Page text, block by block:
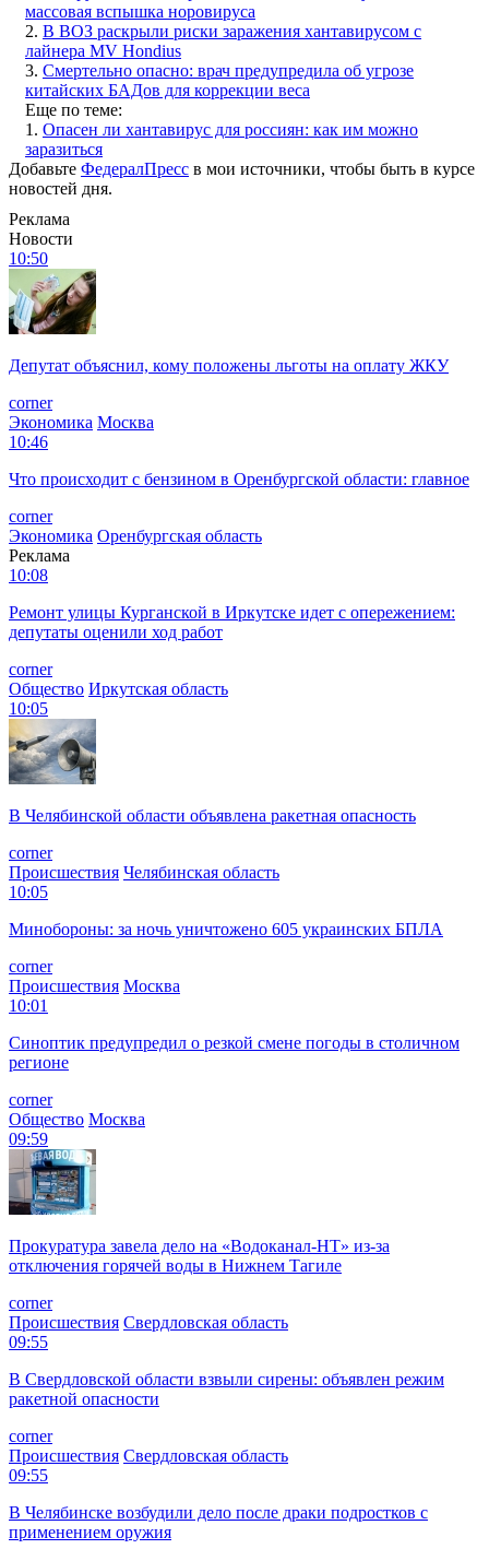
массовая вспышка норовируса
2. В ВОЗ раскрыли риски заражения хантавирусом с
лайнера MV Hondius
3. Смертельно опасно: врач предупредила об угрозе
китайских БАДов для коррекции веса
Еще по теме:
1. Опасен ли хантавирус для россиян: как им можно
заразиться
Добавьте ФедералПресс в мои источники, чтобы быть в курсе
новостей дня.
Реклама
Новости
10:50
Депутат объяснил, кому положены льготы на оплату ЖКУ
corner
Экономика Москва
10:46
Что происходит с бензином в Оренбургской области: главное
corner
Экономика Оренбургская область
Реклама
10:08
Ремонт улицы Курганской в Иркутске идет с опережением:
депутаты оценили ход работ
corner
Общество Иркутская область
10:05
В Челябинской области объявлена ракетная опасность
corner
Происшествия Челябинская область
10:05
Минобороны: за ночь уничтожено 605 украинских БПЛА
corner
Происшествия Москва
10:01
Синоптик предупредил о резкой смене погоды в столичном
регионе
corner
Общество Москва
09:59
Прокуратура завела дело на «Водоканал-НТ» из-за
отключения горячей воды в Нижнем Тагиле
corner
Происшествия Свердловская область
09:55
В Свердловской области взвыли сирены: объявлен режим
ракетной опасности
corner
Происшествия Свердловская область
09:55
В Челябинске возбудили дело после драки подростков с
применением оружия